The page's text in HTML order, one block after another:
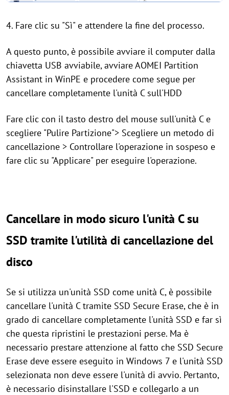
4. Fare clic su "Sì" e attendere la fine del processo.
A questo punto, è possibile avviare il computer dalla
chiavetta USB avviabile, avviare AOMEI Partition
Assistant in WinPE e procedere come segue per
cancellare completamente l'unità C sull'HDD
Fare clic con il tasto destro del mouse sull'unità C e
scegliere "Pulire Partizione"> Scegliere un metodo di
cancellazione > Controllare l'operazione in sospeso e
fare clic su "Applicare" per eseguire l'operazione.
Cancellare in modo sicuro l'unità C su
SSD tramite l'utilità di cancellazione del
disco
Se si utilizza un'unità SSD come unità C, è possibile
cancellare l'unità C tramite SSD Secure Erase, che è in
grado di cancellare completamente l'unità SSD e far sì
che questa ripristini le prestazioni perse. Ma è
necessario prestare attenzione al fatto che SSD Secure
Erase deve essere eseguito in Windows 7 e l'unità SSD
selezionata non deve essere l'unità di avvio. Pertanto,
è necessario disinstallare l'SSD e collegarlo a un